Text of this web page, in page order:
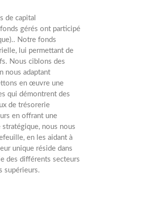
de capital
gérés ont participé
Notre fonds
lui permettant de
Nous ciblons des
nous adaptant
en œuvre une
qui démontrent des
de trésorerie
en offrant une
nous nous
en les aidant à
unique réside dans
des différents secteurs
supérieurs.